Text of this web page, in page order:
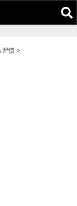
習慣>